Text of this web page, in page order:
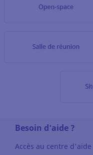
Besoin d'aide ?
Accès au centre d'aide